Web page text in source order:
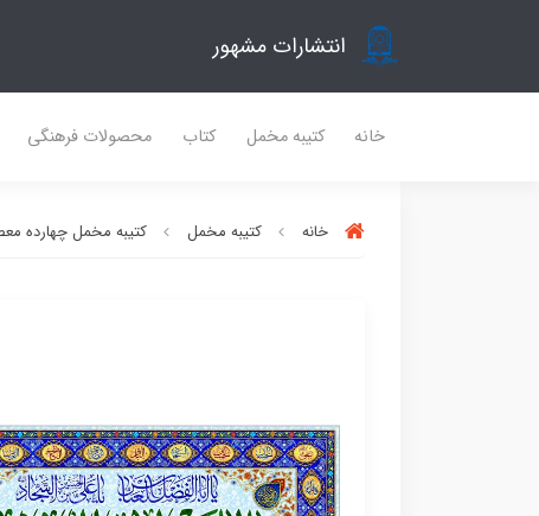
انتشارات مشهور
خانه کتیبه مخمل کتاب محصولات فرهنگی
خانه کتیبه مخمل کتیبه مخمل چهارده